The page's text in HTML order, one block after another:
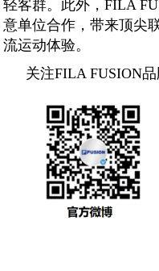
轻客群。此外，FILA
意单位合作，带来顶尖
流运动体验。
关注FILA FUSION